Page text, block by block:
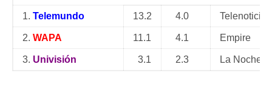
1. Telemundo 13.2 4.0
2. WAPA 11.1 4.1 Empire
3. Univisión 3.1 2.3 La Noche